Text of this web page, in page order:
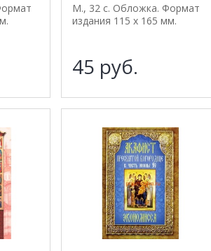
М., 32 с. Обложка. Формат
издания 115 х 165 мм.
45 руб.